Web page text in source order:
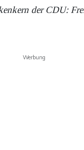
der CDU:
Werbung